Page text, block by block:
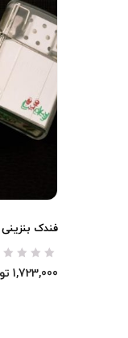
فندک بنزینی Zorro بدنه پلاستیکی اورجینال
1,723,000